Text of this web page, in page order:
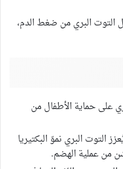
التوت البري من ضغط الدم،
على حماية الأطفال من
التوت البري نموّ البكتيريا
من عملية الهضم.